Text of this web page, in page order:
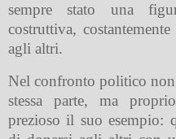
sempre stato una
costruttiva,
agli altri.
Nel confronto politico
stessa parte, ma
prezioso il suo esempio: